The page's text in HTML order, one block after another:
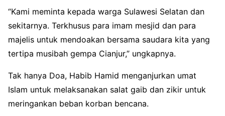
“Kami meminta kepada warga Sulawesi Selatan dan
sekitarnya. Terkhusus para imam mesjid dan para
majelis untuk mendoakan bersama saudara kita yang
tertipa musibah gempa Cianjur,” ungkapnya.
Tak hanya Doa, Habib Hamid menganjurkan umat
Islam untuk melaksanakan salat gaib dan zikir untuk
meringankan beban korban bencana.